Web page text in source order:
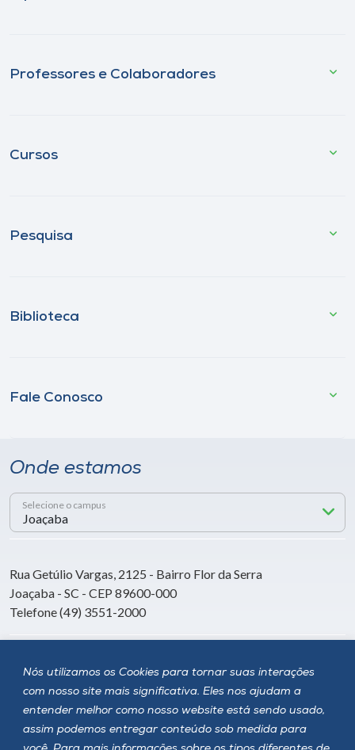
Nós utilizamos os Cookies para tornar suas interações
com nosso site mais significativa. Eles nos ajudam a
entender melhor como nosso website está sendo usado,
assim podemos entregar conteúdo sob medida para
Professores e Colaboradores
Cursos
Pesquisa
Biblioteca
Fale Conosco
Onde estamos
Selecione o campus
Rua Getúlio Vargas, 2125 - Bairro Flor da Serra
Joaçaba - SC - CEP 89600-000
Telefone (49) 3551-2000
Siga a Unoesc